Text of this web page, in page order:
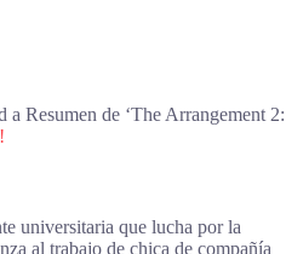
a Resumen de ‘The Arrangement 2:
universitaria que lucha por la
al trabajo de chica de compañía